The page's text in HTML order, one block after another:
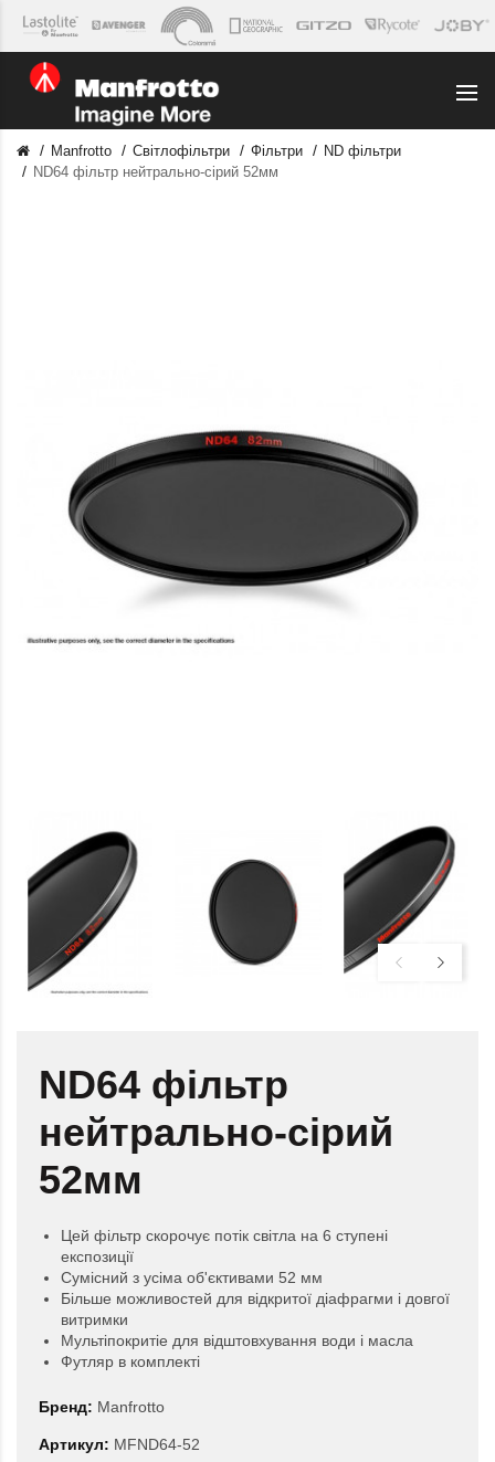
Manfrotto Світлофільтри Фільтри
ND фільтри
ND64 фільтр нейтрально-сірий 52мм
ND64 фільтр
нейтрально-сірий
52мм
Цей фільтр скорочує потік світла на 6 ступені
експозиції
Сумісний з усіма об'єктивами 52 мм
Більше можливостей для відкритої діафрагми і довгої
витримки
Мультіпокритіе для відштовхування води і масла
Футляр в комплекті
Бренд: Manfrotto
Артикул: MFND64-52